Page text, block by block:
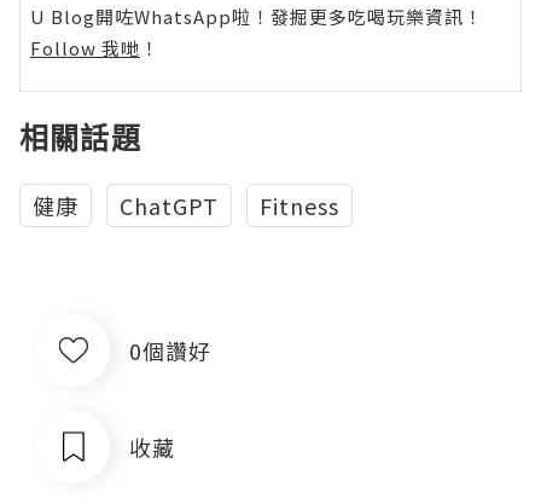
U Blog開咗WhatsApp啦！發掘更多吃喝玩樂資訊！
Follow 我哋 ！
相關話題
健康 ChatGPT Fitness
0個讚好
收藏